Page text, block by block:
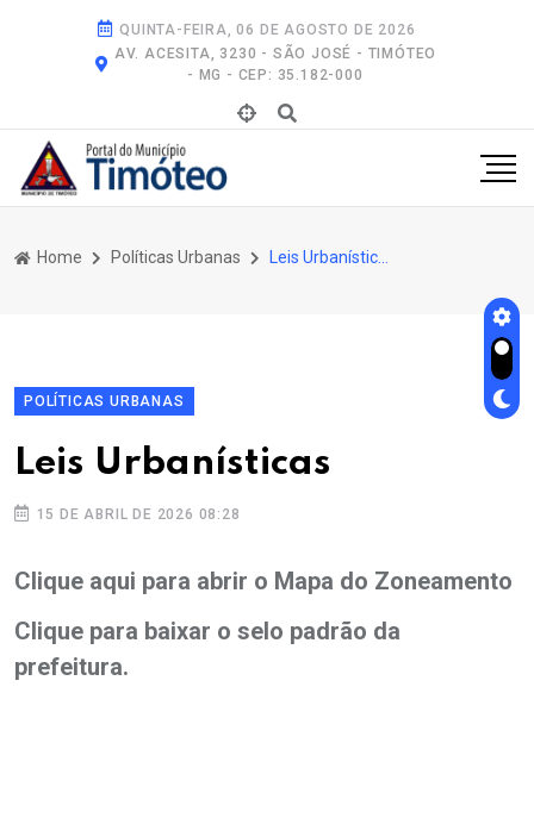
QUINTA-FEIRA, 06 DE AGOSTO DE 2026
AV. ACESITA, 3230 - SÃO JOSÉ - TIMÓTEO
- MG - CEP: 35.182-000
Home Políticas Urbanas
POLÍTICAS URBANAS
Leis Urbanísticas
15 DE ABRIL DE 2026 08:28
Clique aqui para abrir o Mapa do Zoneamento
Clique para baixar o selo padrão da
prefeitura.